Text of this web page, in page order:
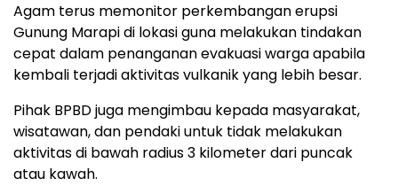
Agam terus memonitor perkembangan erupsi
Gunung Marapi di lokasi guna melakukan tindakan
cepat dalam penanganan evakuasi warga apabila
kembali terjadi aktivitas vulkanik yang lebih besar.
Pihak BPBD juga mengimbau kepada masyarakat,
wisatawan, dan pendaki untuk tidak melakukan
aktivitas di bawah radius 3 kilometer dari puncak
atau kawah.